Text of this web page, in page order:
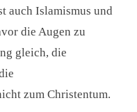
auch Islamismus und
die Augen zu
gleich, die
zum Christentum.